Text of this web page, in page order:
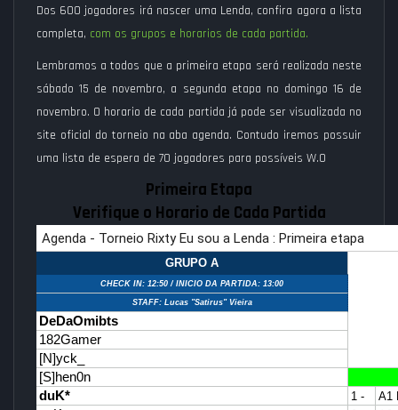
Dos 600 jogadores irá nascer uma Lenda, confira agora a lista
completa, com os grupos e horarios de cada partida.
Lembramos a todos que a primeira etapa será realizada neste
sábado 15 de novembro, a segunda etapa no domingo 16 de
novembro. O horario de cada partida já pode ser visualizada no
site oficial do torneio na aba agenda. Contudo iremos possuir
uma lista de espera de 70 jogadores para possíveis W.O
Primeira Etapa
Verifique o Horario de Cada Partida